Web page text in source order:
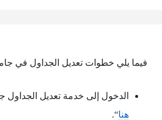
فيما يلي خطوات تعديل الجداول في
الدخول إلى خدمة تعديل الجداول
هنا“.